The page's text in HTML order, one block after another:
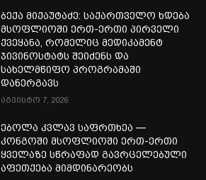
ბექა მიქაუტაძე: საქართველო ხდება
მსოფლიოში ერთ-ერთი პირველი
ქვეყანა, რომელიც მედიკამენტ
ჯივინოსტატს შეიძენს და
სახელმწიფო პროგრამაში
დანერგავს
აგვისტო 7, 2026
ებოლა კვლავ საფრთხეა —
კონგოში მსოფლიოში ერთ-ერთი
ყველაზე სწრაფად გავრცელებული
აფეთქება მიმდინარეობს